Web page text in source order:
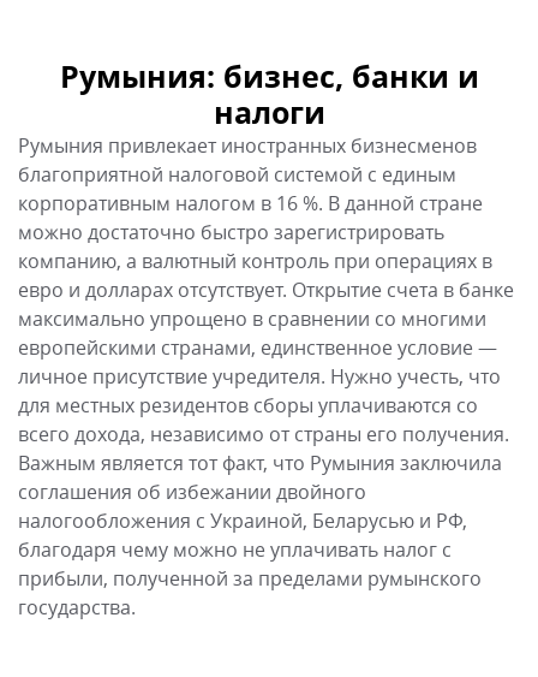
Румыния: бизнес, банки и
налоги
Румыния привлекает иностранных бизнесменов
благоприятной налоговой системой с единым
корпоративным налогом в 16 %. В данной стране
можно достаточно быстро зарегистрировать
компанию, а валютный контроль при операциях в
евро и долларах отсутствует. Открытие счета в банке
максимально упрощено в сравнении со многими
европейскими странами, единственное условие —
личное присутствие учредителя. Нужно учесть, что
для местных резидентов сборы уплачиваются со
всего дохода, независимо от страны его получения.
Важным является тот факт, что Румыния заключила
соглашения об избежании двойного
налогообложения с Украиной, Беларусью и РФ,
благодаря чему можно не уплачивать налог с
прибыли, полученной за пределами румынского
государства.